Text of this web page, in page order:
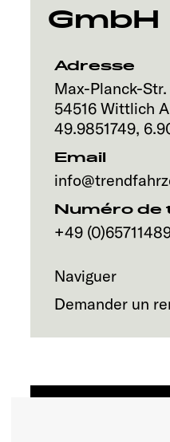
Service
GmbH
Adresse
Max-Planck-
54516 Wittlich
49.9851749,
Email
Numéro de
+49
Naviguer
Demander un